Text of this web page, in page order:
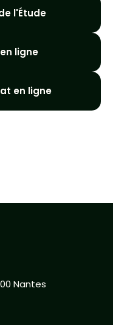
l'Étude
ligne
en ligne
Nantes